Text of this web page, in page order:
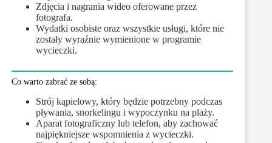
Zdjęcia i nagrania wideo oferowane przez
fotografa.
Wydatki osobiste oraz wszystkie usługi, które nie
zostały wyraźnie wymienione w programie
wycieczki.
Co warto zabrać ze sobą:
Strój kąpielowy, który będzie potrzebny podczas
pływania, snorkelingu i wypoczynku na plaży.
Aparat fotograficzny lub telefon, aby zachować
najpiękniejsze wspomnienia z wycieczki.